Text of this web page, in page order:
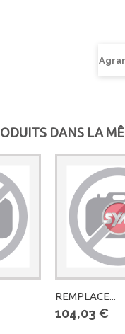
DANS LA
REMPLACE...
104,03 €